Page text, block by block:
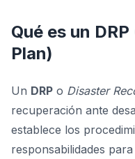
Qué es un
Plan)
Un DRP o Disaster
recuperación ante
establece los
responsabilidades para